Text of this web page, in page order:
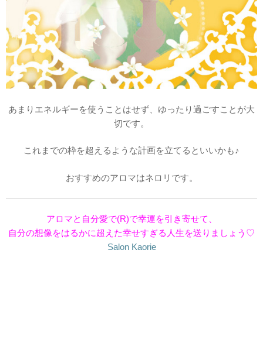
あまりエネルギーを使うことはせず、ゆったり過ごすことが大
切です。
これまでの枠を超えるような計画を立てるといいかも♪
おすすめのアロマはネロリです。
アロマと自分愛で(R)で幸運を引き寄せて、
自分の想像をはるかに超えた幸せすぎる人生を送りましょう♡
Salon Kaorie